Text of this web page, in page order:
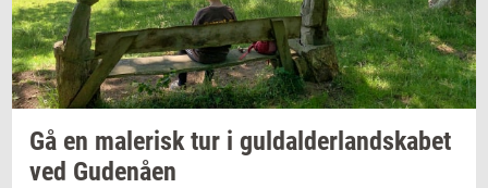
Gå en ma­le­risktur i gul­dal­der­land­ska­bet
ved Gu­denå­en